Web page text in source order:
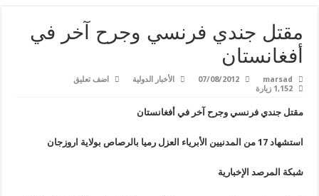
مقتل جندي فرنسي وجرح آخر في
أفغانستان
marsad
07/08/2012 الأخبار الدولية
اضف تعليق
1,152 زيارة
مقتل جندي فرنسي وجرح آخر في أفغانستان
استشهاد 17 من المدنيين الأبرياء العزل رميا بالرصاص بولاية اروزجان
شبكة المرصد الإخبارية